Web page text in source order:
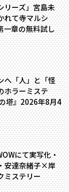
リーズ」宮島未
れて寺マルシ
一章の無料試し
――「人」と「怪
ホラーミステ
塔』2026年8月4
にて実写化・
安達奈緒子×岸
ミステリー